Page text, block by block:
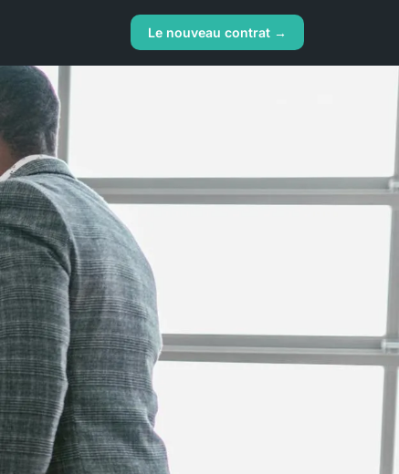
Le nouveau contrat →